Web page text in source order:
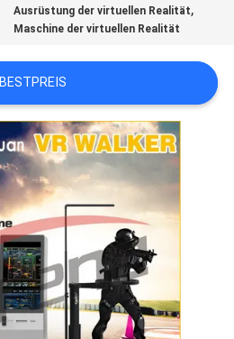
Ausrüstung der virtuellen Realität,
Maschine der virtuellen Realität
BESTPREIS